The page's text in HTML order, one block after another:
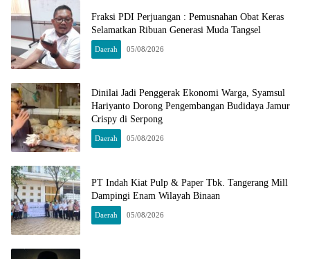
Fraksi PDI Perjuangan : Pemusnahan Obat Keras
Selamatkan Ribuan Generasi Muda Tangsel
Daerah 05/08/2026
Dinilai Jadi Penggerak Ekonomi Warga, Syamsul
Hariyanto Dorong Pengembangan Budidaya Jamur
Crispy di Serpong
Daerah 05/08/2026
PT Indah Kiat Pulp & Paper Tbk. Tangerang Mill
Dampingi Enam Wilayah Binaan
Daerah 05/08/2026